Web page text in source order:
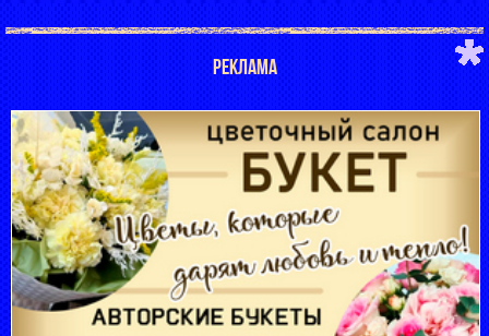
РЕКЛАМА